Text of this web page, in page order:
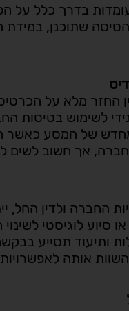
בדרך כלל על
שתוכנן, במידת
החזר מלא על
לשימוש בטיסות
של המסע כאשר
אך חשוב לשים
החברה ולדין
לוגיסטי לשינוי
ותיעוד תסייע
אותה
תניר בראון


"היה שם בשבילי